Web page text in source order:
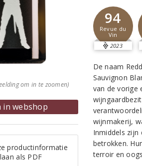
om in te zoomen)
in webshop
productinformatie
als PDF
94
Revue du
Vin
2023
De naam
Sauvignon
van de vorige
wijnmakerij,
Inmiddels zijn
betrokken.
terroir en